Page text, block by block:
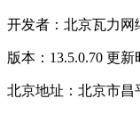
开发者：北京瓦力网
版本：13.5.0.70 更新
北京地址：北京市昌